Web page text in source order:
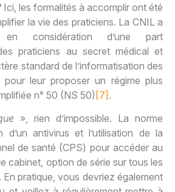
Ici, les formalités à accomplir ont été
la vie des praticiens. La CNIL a
considération d’une part
praticiens au secret médical et
standard de l’informatisation des
pour leur proposer un régime plus
n° 50 (NS 50) [7] .
», rien d’impossible. La norme
d’un antivirus et l’utilisation de la
de santé (CPS) pour accéder au
cabinet, option de série sur tous les
En pratique, vous devriez également